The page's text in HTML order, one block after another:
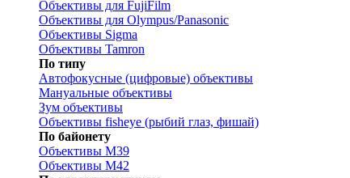
Объективы для FujiFilm
Объективы для Olympus/Panasonic
Объективы Sigma
Объективы Tamron
По типу
Автофокусные (цифровые) объективы
Мануальные объективы
Зум объективы
Объективы fisheye (рыбий глаз, фишай)
По байонету
Объективы M39
Объективы M42